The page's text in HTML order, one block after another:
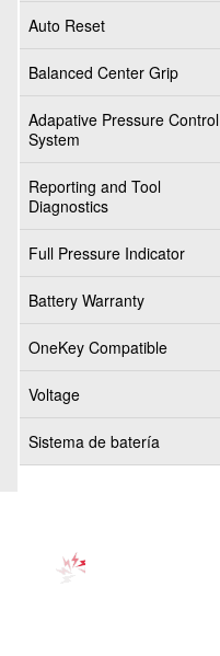
Auto Reset
Balanced Center Grip
Adapative Pressure Control
System
Reporting and Tool
Diagnostics
Full Pressure Indicator
Battery Warranty
OneKey Compatible
Voltage
Sistema de batería